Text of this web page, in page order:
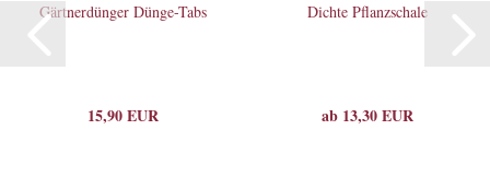
Gärtnerdünger Dünge-Tabs
15,90 EUR
Dichte Pflanzschale
ab 13,30 EUR